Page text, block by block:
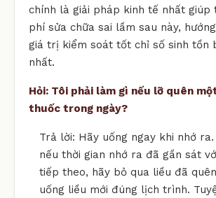
chính là giải pháp kinh tế nhất giúp
phí sửa chữa sai lầm sau này,
giá trị kiểm soát tốt chỉ số sinh tồn
nhất.
Hỏi: Tôi phải làm gì nếu lỡ quên
thuốc trong ngày?
Trả lời: Hãy uống ngay khi nhớ ra.
nếu thời gian nhớ ra đã gần sát
tiếp theo, hãy bỏ qua liều đã
uống liều mới đúng lịch trình.